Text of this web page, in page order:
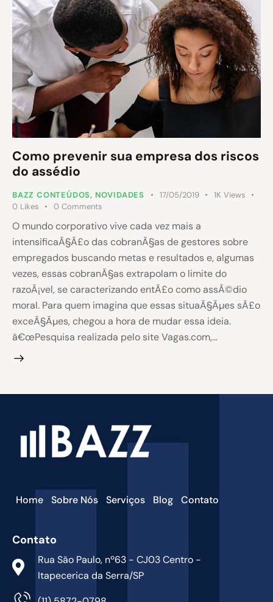
Como prevenir sua empresa dos riscos
do assédio
BAZZ CONTEÚDOS, NOVIDADES 17/05/2019 1K Views
0 Likes 0 Comments
O mundo corporativo vive cada vez mais a
intensificaÃ§Ã£o das cobranÃ§as de gestores sobre
empregados buscando metas e resultados e, algumas
vezes, essas cobranÃ§as extrapolam o limite do
razoÃ¡vel, se caracterizando entÃ£o como assÃ©dio
moral. Para quem imagina que essas situaÃ§Ãµes sÃ£o
exceÃ§Ãµes, chegou a hora de mudar essa ideia.
â€œPesquisa realizada pelo site Vagas.com,…
Home Sobre Nós Serviços Blog Contato
Contato
Rua São Paulo, nº63 - CJ03 Centro -
Itapecerica da Serra/SP